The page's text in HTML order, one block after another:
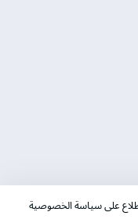
على سياسة الخصوصية